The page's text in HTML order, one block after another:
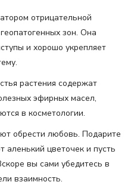
отрицательной
зон. Она
и хорошо укрепляет
растения содержат
эфирных масел,
в косметологии.
обрести любовь. Подарите
аленький цветочек и пусть
вы сами убедитесь в
взаимность.